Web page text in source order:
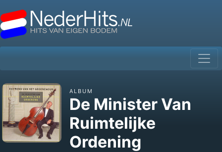
ALBUM
De Minister Van
Ruimtelijke
Ordening